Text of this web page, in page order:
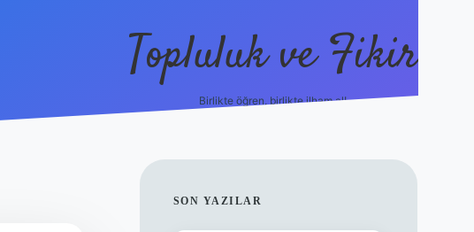
Topluluk ve Fikir
Birlikte öğren, birlikte ilham al!
SIDEBAR
SON YAZILAR
tulipbetgiris.org